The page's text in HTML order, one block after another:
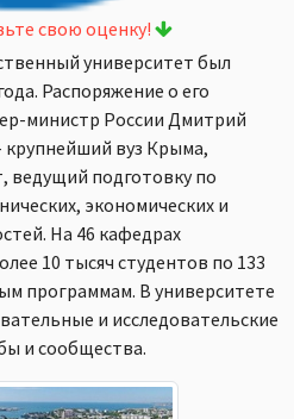
свою оценку!
университет был
Распоряжение о его
министр России Дмитрий
крупнейший вуз Крыма,
ведущий подготовку по
экономических и
На 46 кафедрах
10 тысяч студентов по 133
программам. В университете
и исследовательские
и сообщества.